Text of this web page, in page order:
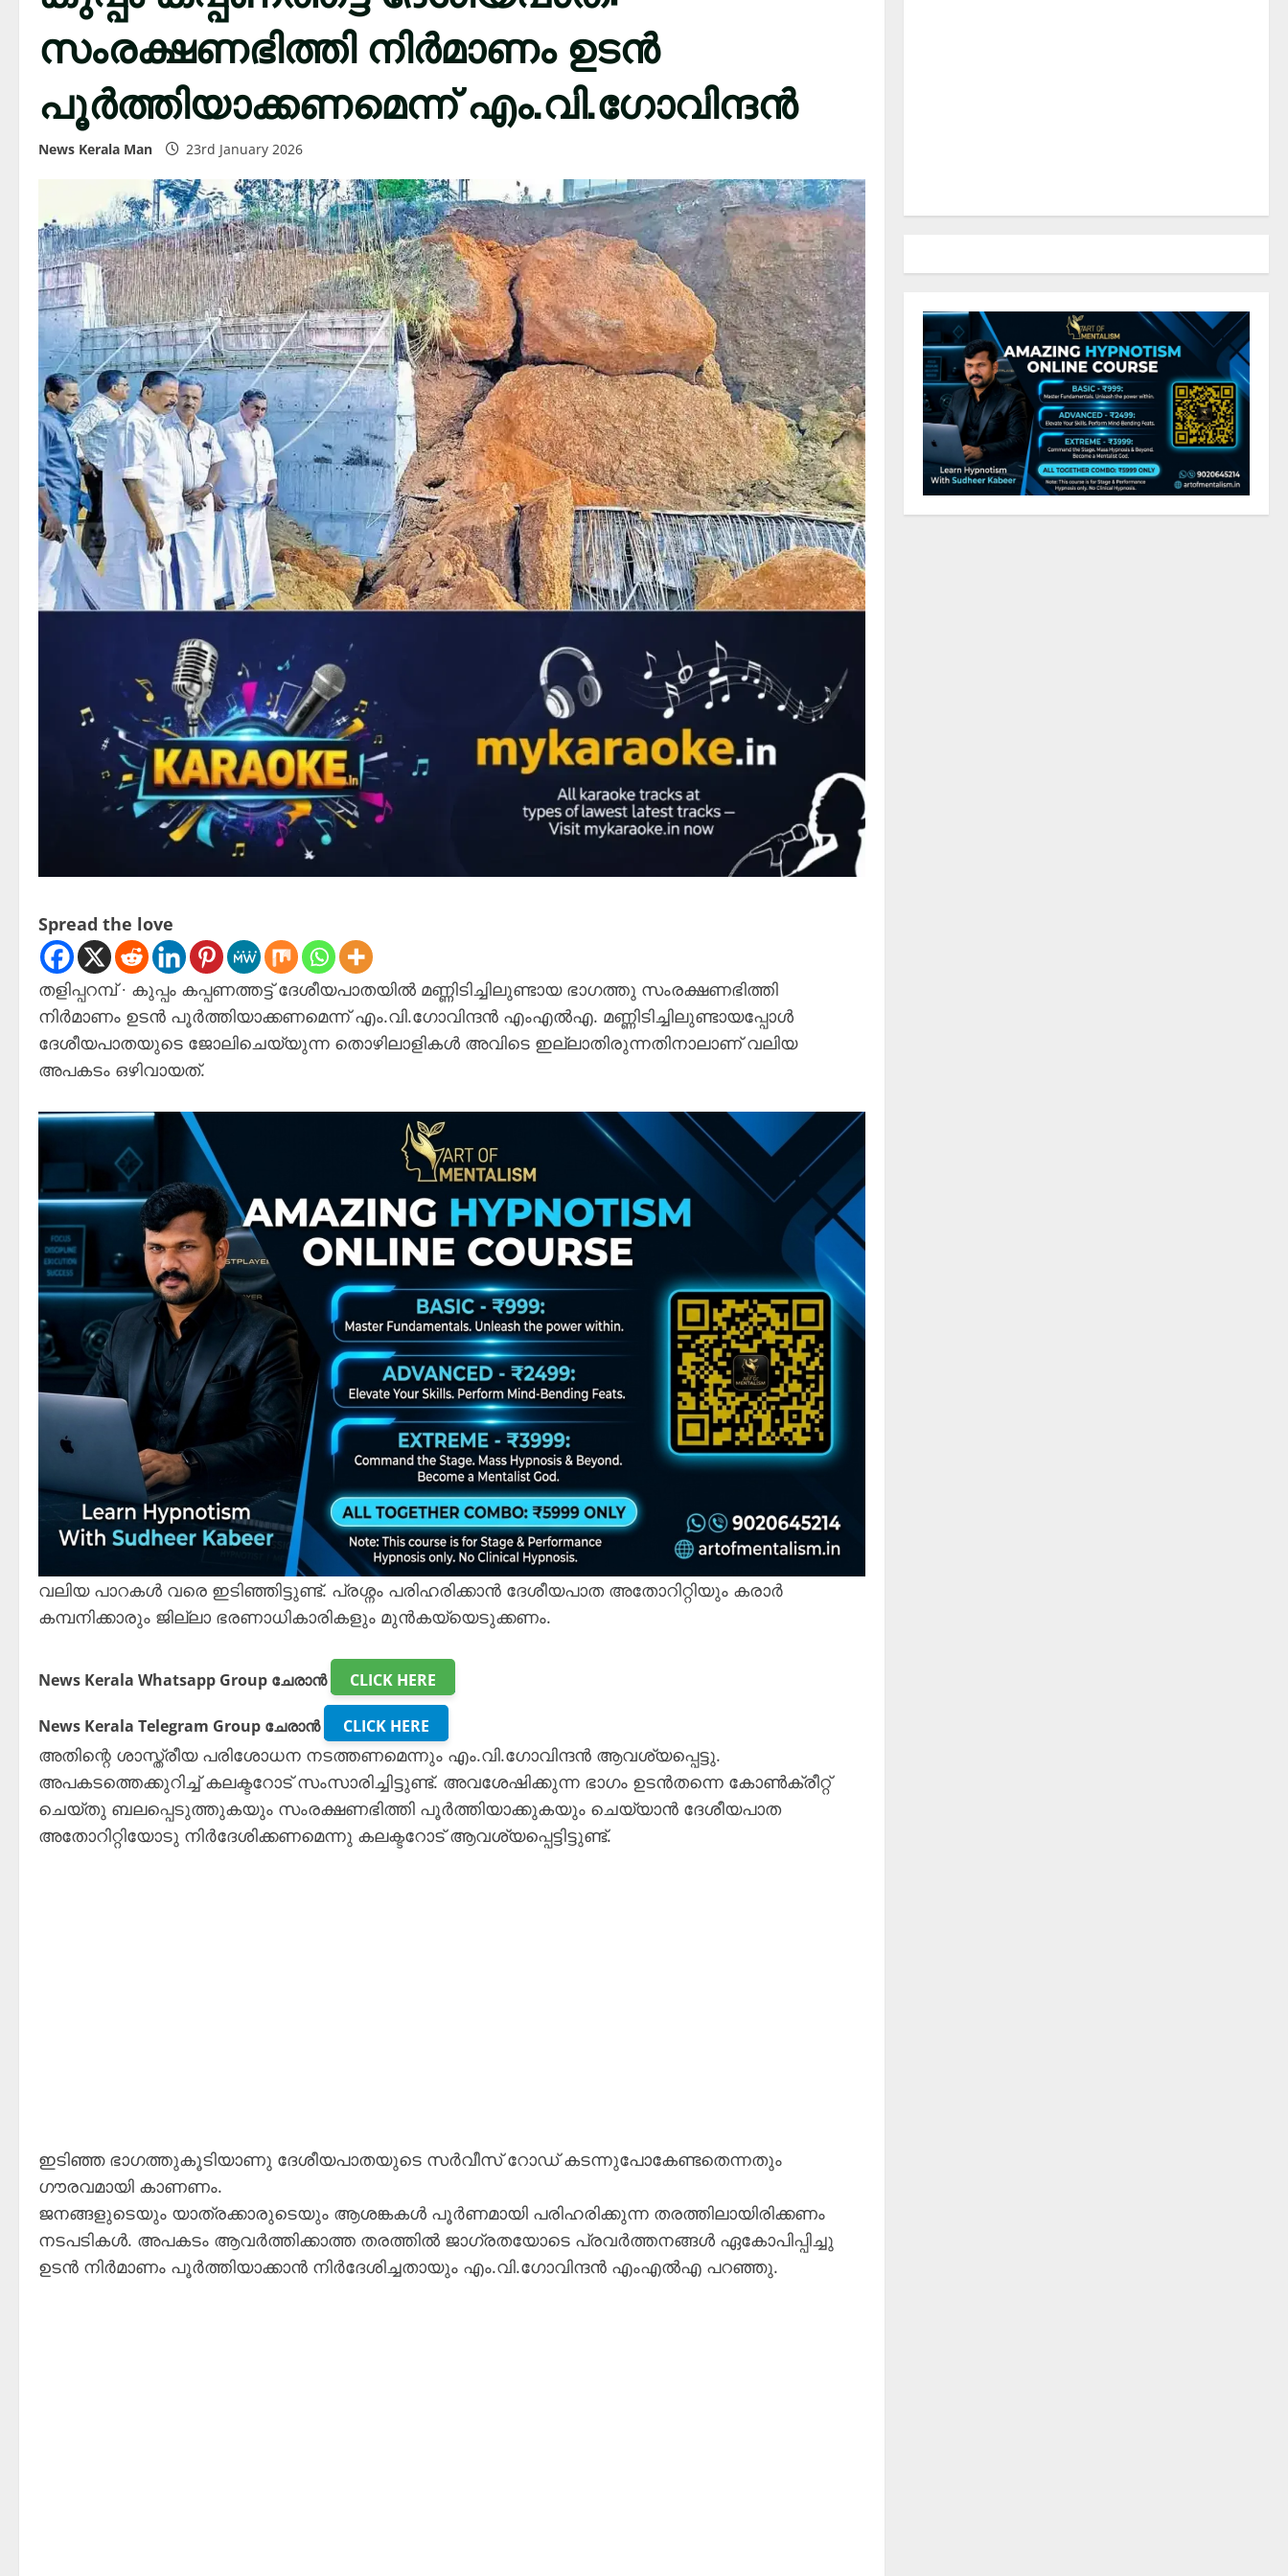
സംരക്ഷണഭിത്തി നിർമാണം ഉടൻ
പൂർത്തിയാക്കണമെന്ന് എം.വി.ഗോവിന്ദൻ
News Kerala Man 23rd January 2026
Spread the love
തളിപ്പറമ്പ് ∙ കുപ്പം കപ്പണത്തട്ട് ദേശീയപാതയിൽ മണ്ണിടിച്ചിലുണ്ടായ ഭാഗത്തു സംരക്ഷണഭിത്തി
നിർമാണം ഉടൻ പൂർത്തിയാക്കണമെന്ന് എം.വി.ഗോവിന്ദൻ എംഎൽഎ. മണ്ണിടിച്ചിലുണ്ടായപ്പോൾ
ദേശീയപാതയുടെ ജോലിചെയ്യുന്ന തൊഴിലാളികൾ അവിടെ ഇല്ലാതിരുന്നതിനാലാണ് വലിയ
അപകടം ഒഴിവായത്.
വലിയ പാറകൾ വരെ ഇടിഞ്ഞിട്ടുണ്ട്‌. പ്രശ്നം പരിഹരിക്കാൻ ദേശീയപാത അതോറിറ്റിയും കരാർ
കമ്പനിക്കാരും ജില്ലാ ഭരണാധികാരികളും മുൻകയ്യെടുക്കണം.
News Kerala Whatsapp Group ചേരാൻ CLICK HERE
News Kerala Telegram Group ചേരാൻ CLICK HERE
അതിന്റെ ശാസ്ത്രീയ പരിശോധന നടത്തണമെന്നും എം.വി.ഗോവിന്ദൻ ആവശ്യപ്പെട്ടു.
അപകടത്തെക്കുറിച്ച്‌ കലക്ടറോട് സംസാരിച്ചിട്ടുണ്ട്. അവശേഷിക്കുന്ന ഭാഗം ഉടൻതന്നെ കോൺക്രീറ്റ്
ചെയ്തു ബലപ്പെടുത്തുകയും സംരക്ഷണഭിത്തി പൂർത്തിയാക്കുകയും ചെയ്യാൻ ദേശീയപാത
അതോറിറ്റിയോടു നിർദേശിക്കണമെന്നു കലക്ടറോട്‌ ആവശ്യപ്പെട്ടിട്ടുണ്ട്‌.
ഇടിഞ്ഞ ഭാഗത്തുകൂടിയാണു ദേശീയപാതയുടെ സർവീസ്‌ റോഡ്‌ കടന്നുപോകേണ്ടതെന്നതും
ഗ‍ൗരവമായി കാണണം.
ജനങ്ങളുടെയും യാത്രക്കാരുടെയും ആശങ്കകൾ പൂർണമായി പരിഹരിക്കുന്ന തരത്തിലായിരിക്കണം
നടപടികൾ. അപകടം ആവർത്തിക്കാത്ത തരത്തിൽ ജാഗ്രതയോടെ പ്രവർത്തനങ്ങൾ ഏകോപിപ്പിച്ചു
ഉടൻ നിർമാണം പൂർത്തിയാക്കാൻ നിർദേശിച്ചതായും എം.വി.ഗോവിന്ദൻ എംഎൽഎ പറഞ്ഞു.